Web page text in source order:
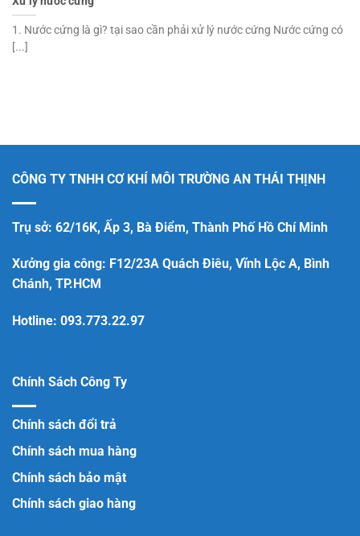
1. Nước cứng là gì? tại sao cần phải xử lý nước cứng Nước cứng có
[...]
CÔNG TY TNHH CƠ KHÍ MÔI TRƯỜNG AN THÁI THỊNH
Trụ sở: 62/16K, Ấp 3, Bà Điểm, Thành Phố Hồ Chí Minh
Xưởng gia công: F12/23A Quách Điêu, Vĩnh Lộc A, Bình
Chánh, TP.HCM
Hotline: 093.773.22.97
Chính Sách Công Ty
Chính sách đổi trả
Chính sách mua hàng
Chính sách bảo mật
Chính sách giao hàng